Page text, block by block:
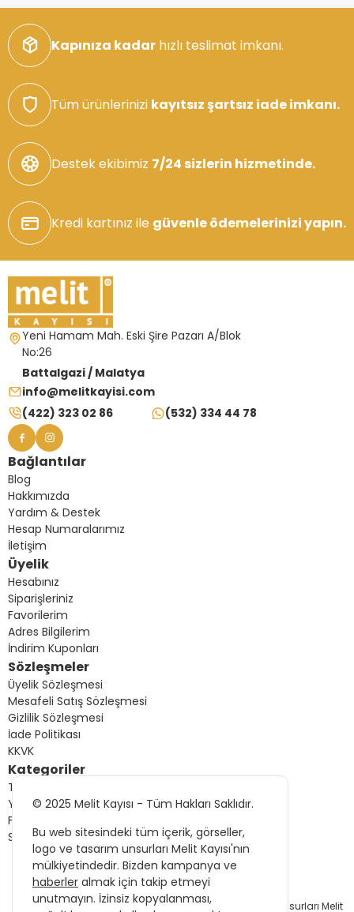
Kapınıza kadar hızlı teslimat imkanı.
Tüm ürünlerinizi kayıtsız şartsız iade imkanı.
Destek ekibimiz 7/24 sizlerin hizmetinde.
Kredi kartınız ile güvenle ödemelerinizi yapın.
Yeni Hamam Mah. Eski Şire Pazarı A/Blok
No:26
Battalgazi / Malatya
info@melitkayisi.com
(422) 323 02 86
(532) 334 44 78
Bağlantılar
Blog
Hakkımızda
Yardım & Destek
Hesap Numaralarımız
İletişim
Üyelik
Hesabınız
Siparişleriniz
Favorilerim
Adres Bilgilerim
İndirim Kuponları
Sözleşmeler
Üyelik Sözleşmesi
Mesafeli Satış Sözleşmesi
Gizlilik Sözleşmesi
İade Politikası
KKVK
Kategoriler
Tüm Ürünler
Yeni Gelenler
Fırsat Ürünleri
Sizin İçin Seçtiklerimiz
© 2025 Melit Kayısı - Tüm Hakları Saklıdır.
Bu web sitesindeki tüm içerik, görseller, logo ve tasarım unsurları Melit
© 2025 Melit Kayısı - Tüm Hakları Saklıdır.
Bu web sitesindeki tüm içerik, görseller,
logo ve tasarım unsurları Melit Kayısı'nın
mülkiyetindedir. Bizden kampanya ve
haberler almak için takip etmeyi
unutmayın. İzinsiz kopyalanması,